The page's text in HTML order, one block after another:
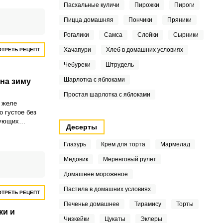
РЕЦЕПТ
зиму
желе
густое без
РЕЦЕПТ
и
Пасхальные куличи Пирожки Пироги
Пицца домашняя Пончики Пряники
Рогалики Самса Слойки Сырники
Хачапури Хлеб в домашних условиях
Чебуреки Штрудель
Шарлотка с яблоками
Простая шарлотка с яблоками
Десерты
Глазурь Крем для торта Мармелад
Медовик Меренговый рулет
Домашнее мороженое
Пастила в домашних условиях
Печенье домашнее Тирамису Торты
Чизкейки Цукаты Эклеры